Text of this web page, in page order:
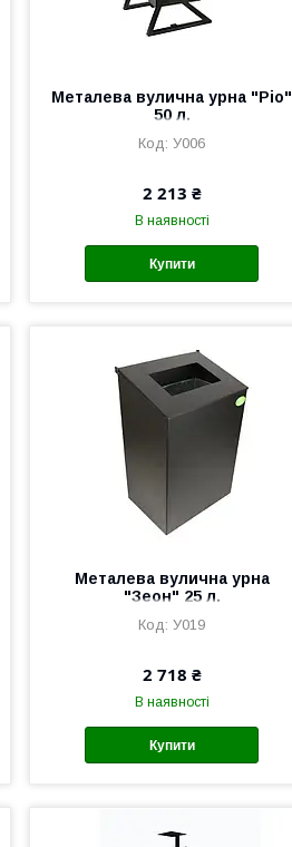
Металева вулична урна "Ріо"
50 л.
У006
2 213 ₴
В наявності
Купити
Металева вулична урна
"Зеон" 25 л.
У019
2 718 ₴
В наявності
Купити